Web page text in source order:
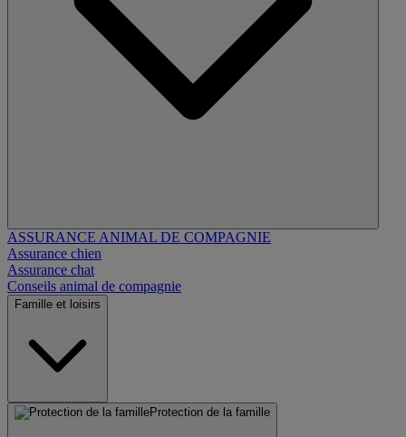
ASSURANCE ANIMAL DE COMPAGNIE
Assurance chien
Assurance chat
Conseils animal de compagnie
Famille et loisirs
Protection de la famille